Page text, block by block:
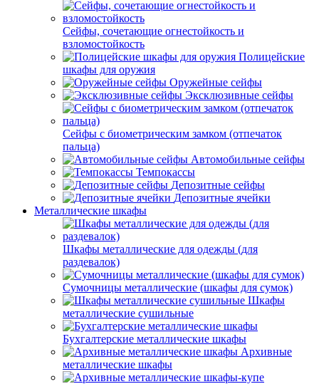
Сейфы, сочетающие огнестойкость и
взломостойкость
Полицейские
шкафы для оружия
Оружейные сейфы
Эксклюзивные сейфы
Сейфы с биометрическим замком (отпечаток
пальца)
Автомобильные сейфы
Темпокассы
Депозитные сейфы
Депозитные ячейки
Металлические шкафы
Шкафы металлические для одежды (для
раздевалок)
Сумочницы металлические (шкафы для сумок)
Шкафы
металлические сушильные
Бухгалтерские металлические шкафы
Архивные
металлические шкафы